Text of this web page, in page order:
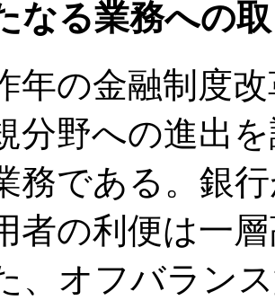
なる業務への
年の金融制度
分野への進出
務である。銀
者の利便は一
、オフバラン